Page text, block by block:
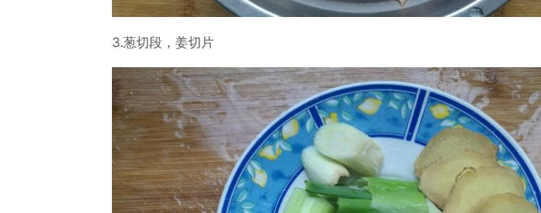
3.葱切段，姜切片